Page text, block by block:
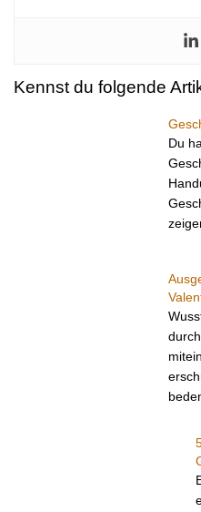
Kennst du folgende
Du